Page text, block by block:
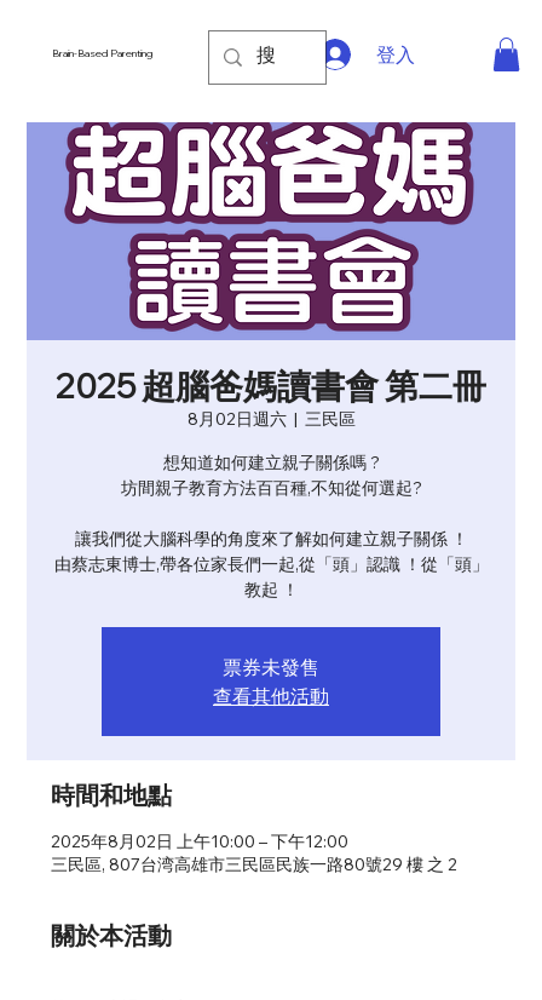
Brain-Based Parenting 登入
2025 超腦爸媽讀書會 第二冊
8月02日週六
  |
三民區
想知道如何建立親子關係嗎 ?
坊間親子教育方法百百種,不知從何選起?
讓我們從大腦科學的角度來了解如何建立親子關係 ！
由蔡志東博士,帶各位家長們一起,從「頭」認識 ！從「頭」
教起 ！
票券未發售
查看其他活動
時間和地點
2025年8月02日 上午10:00 – 下午12:00
三民區, 807台湾高雄市三民區民族一路80號29 樓 之 2
關於本活動